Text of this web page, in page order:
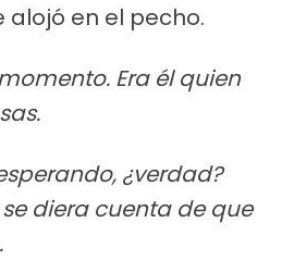
alojó en el pecho.
Era él quien
¿verdad?
diera cuenta de que